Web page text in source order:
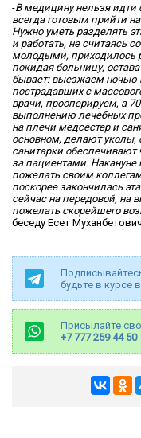
-В медицину нельзя идти
всегда готовым прийти
Нужно уметь разделять
и работать, не считаясь
молодыми, приходилось
покидая больницу,
бывает: выезжаем ночью
пострадавших с
врачи, прооперируем, а
выполнению лечебных
на плечи медсестер и
основном, делают уколы,
санитарки обеспечивают
за пациентами. Накануне
пожелать своим
поскорее закончилась
сейчас на передовой, на
пожелать скорейшего
беседу Есет Муханбетович.
будьте в курсе
Присылайте
+7 777 259 44 50